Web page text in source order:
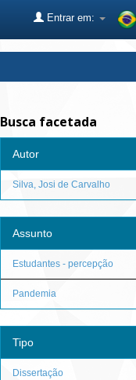
Entrar em:
Busca facetada
Autor
Silva, Josi de Carvalho
Assunto
Estudantes - percepção
Pandemia
Tipo
Dissertação